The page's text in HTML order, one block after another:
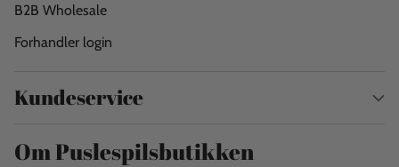
B2B Wholesale
Forhandler login
Kundeservice
Om Puslespilsbutikken